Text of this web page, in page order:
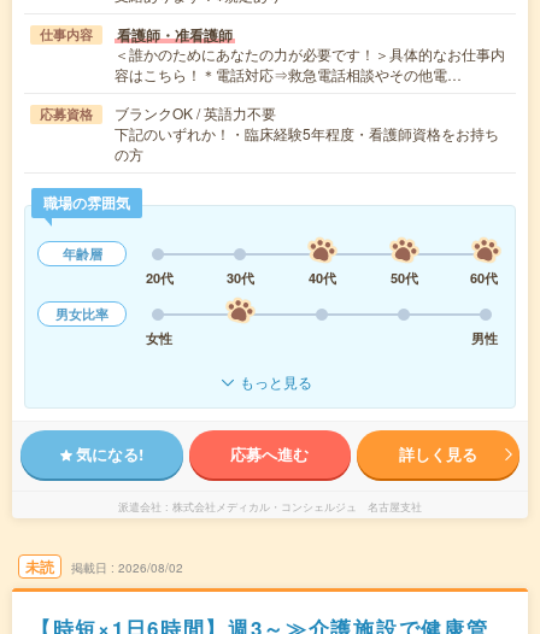
仕事内容 看護師・准看護師
＜誰かのためにあなたの力が必要です！＞具体的なお仕事内
容はこちら！＊電話対応⇒救急電話相談やその他電…
応募資格
ブランクOK / 英語力不要
下記のいずれか！・臨床経験5年程度・看護師資格をお持ち
の方
職場の雰囲気
年齢層
20代
30代 40代 50代
60代
男女比率
女性
男性
もっと見る
気になる! 応募へ進む 詳しく見る
派遣会社 株式会社メディカル・コンシェルジュ 名古屋支社
未読 掲載日 2026/08/02
【時短×1日6時間】週3～≫介護施設で健康管